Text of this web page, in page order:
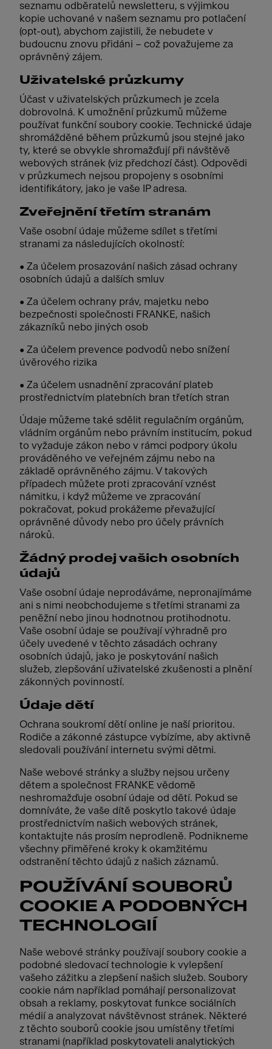
seznamu odběratelů newsletteru, s výjimkou
kopie uchované v našem seznamu pro potlačení
(opt-out), abychom zajistili, že nebudete v
budoucnu znovu přidáni – což považujeme za
oprávněný zájem.
Uživatelské průzkumy
Účast v uživatelských průzkumech je zcela
dobrovolná. K umožnění průzkumů můžeme
používat funkční soubory cookie. Technické údaje
shromážděné během průzkumů jsou stejné jako
ty, které se obvykle shromažďují při návštěvě
webových stránek (viz předchozí část). Odpovědi
v průzkumech nejsou propojeny s osobními
identifikátory, jako je vaše IP adresa.
Zveřejnění třetím stranám
Vaše osobní údaje můžeme sdílet s třetími
stranami za následujících okolností:
• Za účelem prosazování našich zásad ochrany
osobních údajů a dalších smluv
• Za účelem ochrany práv, majetku nebo
bezpečnosti společnosti FRANKE, našich
zákazníků nebo jiných osob
• Za účelem prevence podvodů nebo snížení
úvěrového rizika
• Za účelem usnadnění zpracování plateb
prostřednictvím platebních bran třetích stran
Údaje můžeme také sdělit regulačním orgánům,
vládním orgánům nebo právním institucím, pokud
to vyžaduje zákon nebo v rámci podpory úkolu
prováděného ve veřejném zájmu nebo na
základě oprávněného zájmu. V takových
případech můžete proti zpracování vznést
námitku, i když můžeme ve zpracování
pokračovat, pokud prokážeme převažující
oprávněné důvody nebo pro účely právních
nároků.
Žádný prodej vašich osobních
údajů
Vaše osobní údaje neprodáváme, nepronajímáme
ani s nimi neobchodujeme s třetími stranami za
peněžní nebo jinou hodnotnou protihodnotu.
Vaše osobní údaje se používají výhradně pro
účely uvedené v těchto zásadách ochrany
osobních údajů, jako je poskytování našich
služeb, zlepšování uživatelské zkušenosti a plnění
zákonných povinností.
Údaje dětí
Ochrana soukromí dětí online je naší prioritou.
Rodiče a zákonné zástupce vybízíme, aby aktivně
sledovali používání internetu svými dětmi.
Naše webové stránky a služby nejsou určeny
dětem a společnost FRANKE vědomě
neshromažďuje osobní údaje od dětí. Pokud se
domníváte, že vaše dítě poskytlo takové údaje
prostřednictvím našich webových stránek,
kontaktujte nás prosím neprodleně. Podnikneme
všechny přiměřené kroky k okamžitému
odstranění těchto údajů z našich záznamů.
POUŽÍVÁNÍ SOUBORŮ
COOKIE A PODOBNÝCH
TECHNOLOGIÍ
Naše webové stránky používají soubory cookie a
podobné sledovací technologie k vylepšení
vašeho zážitku a zlepšení našich služeb. Soubory
cookie nám například pomáhají personalizovat
obsah a reklamy, poskytovat funkce sociálních
médií a analyzovat návštěvnost stránek. Některé
z těchto souborů cookie jsou umístěny třetími
stranami (například poskytovateli analytických